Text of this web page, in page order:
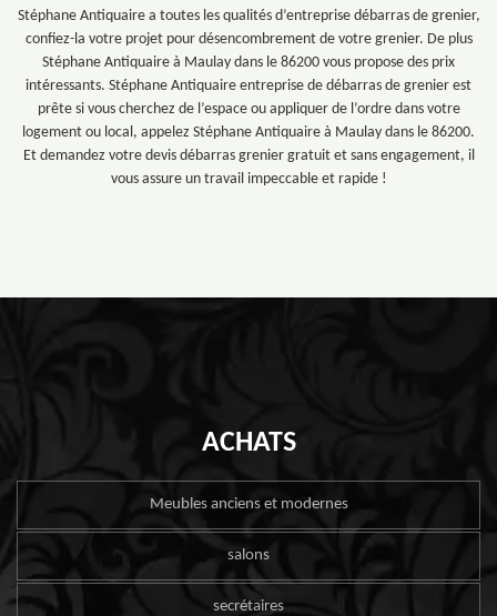
Stéphane Antiquaire a toutes les qualités d’entreprise débarras de grenier,
confiez-la votre projet pour désencombrement de votre grenier. De plus
Stéphane Antiquaire à Maulay dans le 86200 vous propose des prix
intéressants. Stéphane Antiquaire entreprise de débarras de grenier est
prête si vous cherchez de l’espace ou appliquer de l’ordre dans votre
logement ou local, appelez Stéphane Antiquaire à Maulay dans le 86200.
Et demandez votre devis débarras grenier gratuit et sans engagement, il
vous assure un travail impeccable et rapide !
ACHATS
Meubles anciens et modernes
salons
secrétaires